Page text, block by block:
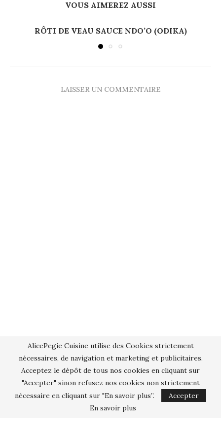
VOUS AIMEREZ AUSSI
RÔTI DE VEAU SAUCE NDO’O (ODIKA)
LAISSER UN COMMENTAIRE
AlicePegie Cuisine utilise des Cookies strictement
nécessaires, de navigation et marketing et publicitaires.
Acceptez le dépôt de tous nos cookies en cliquant sur
"Accepter" sinon refusez nos cookies non strictement
nécessaire en cliquant sur "En savoir plus”.
Accepter
En savoir plus